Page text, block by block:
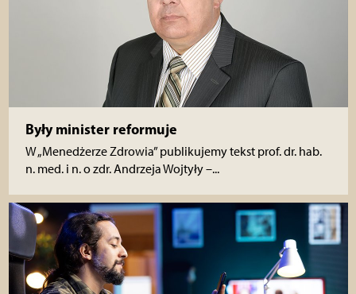
Były minister reformuje
W „Menedżerze Zdrowia” publikujemy tekst prof. dr. hab.
n. med. i n. o zdr. Andrzeja Wojtyły –...